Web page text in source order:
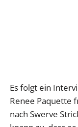
Es folgt ein
Renee Paquette
nach Swerve